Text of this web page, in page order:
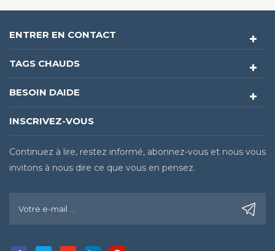
ENTRER EN CONTACT
TAGS CHAUDS
BESOIN DAIDE
INSCRIVEZ-VOUS
Continuez à lire, restez informé, abonnez-vous et nous vous
invitons à nous dire ce que vous en pensez.